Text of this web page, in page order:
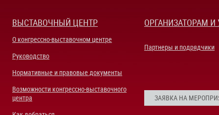
ВЫСТАВОЧНЫЙ ЦЕНТР
О конгрессно-выставочном центре
Руководство
Нормативные и правовые документы
Возможности конгрессно-выставочного
центра
ОРГАНИЗАТОРАМ
Партнеры и подрядчики
ЗАЯВКА НА